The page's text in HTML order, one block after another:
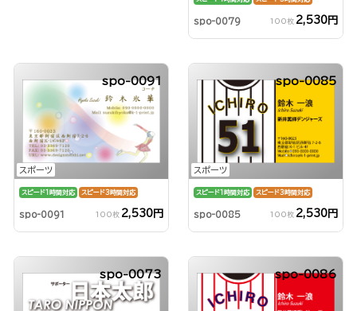
spo-0079 100枚 2,530円
スポーツ
spo-0091
スピード1時間対応 スピード3時間対応
spo-0091 100枚 2,530円
スポーツ
spo-0085
スピード1時間対応 スピード3時間対応
spo-0085 100枚 2,530円
spo-0073 spo-0086